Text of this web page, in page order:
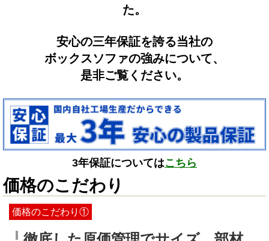
た。
安心の三年保証を誇る当社の
ボックスソファの強みについて、
是非ご覧ください。
3年保証についてはこちら
価格のこだわり
価格のこだわり①